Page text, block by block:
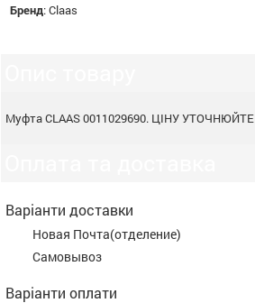
Бренд:Claas
Mуфта CLAAS 0011029690. ЦІНУ УТОЧНЮЙТЕ
Варіанти доставки
Новая Почта(отделение)
Самовывоз
Варіанти оплати